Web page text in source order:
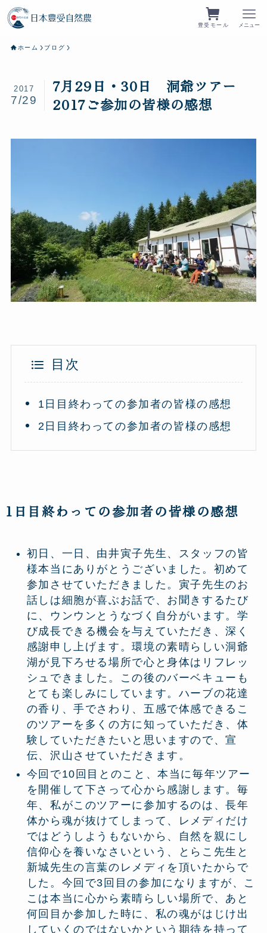
豊受モール メニュー
ホーム ブログ
7月29日・30日 洞爺ツアー
2017ご参加の皆様の感想
2017
7/29
目次
1日目終わっての参加者の皆様の感想
2日目終わっての参加者の皆様の感想
1日目終わっての参加者の皆様の感想
初日、一日、由井寅子先生、スタッフの皆
様本当にありがとうございました。初めて
参加させていただきました。寅子先生のお
話しは細胞が喜ぶお話で、お聞きするたび
に、ウンウンとうなづく自分がいます。学
び成長できる機会を与えていただき、深く
感謝申し上げます。環境の素晴らしい洞爺
湖が見下ろせる場所で心と身体はリフレッ
シュできました。この後のバーベキューも
とても楽しみにしています。ハーブの花達
の香り、手でさわり、五感で体感できるこ
のツアーを多くの方に知っていただき、体
験していただきたいと思いますので、宣
伝、沢山させていただきます。
今回で10回目とのこと、本当に毎年ツアー
を開催して下さって心から感謝します。毎
年、私がこのツアーに参加するのは、長年
体から魂が抜けてしまって、レメディだけ
ではどうしようもないから、自然を親にし
信仰心を養いなさいという、とらこ先生と
新城先生の言葉のレメディを頂いたからで
した。今回で3回目の参加になりますが、こ
こは本当に心から素晴らしい場所で、あと
何回目か参加した時に、私の魂がはじけ出
していくのではないかという期待を持って